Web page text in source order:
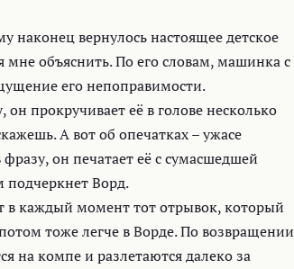
наконец вернулось настоящее детское
объяснить. По его словам, машинка с
его непоправимости.
прокручивает её в голове несколько
А вот об опечатках – ужасе
он печатает её с сумасшедшей
подчеркнет Ворд.
в каждый момент тот отрывок, который
тоже легче в Ворде. По возвращении
на компе и разлетаются далеко за